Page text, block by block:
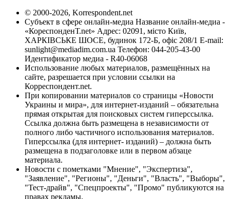
© 2000-2026, Korrespondent.net
Субъект в сфере онлайн-медиа Название онлайн-медиа -
«КореспонденТ.net» Адрес: 02091, місто Київ,
ХАРКІВСЬКЕ ШОСЕ, будинок 172-Б, офіс 208/1 E-mail:
sunlight@mediadim.com.ua Телефон: 044-205-43-00
Идентификатор медиа - R40-06068
Использование любых материалов, размещённых на
сайте, разрешается при условии ссылки на
Корреспондент.net.
При копировании материалов со страницы «Новости
Украины и мира», для интернет-изданий – обязательна
прямая открытая для поисковых систем гиперссылка.
Ссылка должна быть размещена в независимости от
полного либо частичного использования материалов.
Гиперссылка (для интернет- изданий) – должна быть
размещена в подзаголовке или в первом абзаце
материала.
Новости с пометками "Мнение", "Экспертиза",
"Заявление", "Регионы", "Деньги", "Власть", "Выборы",
"Тест-драйв", "Спецпроекты", "Промо" публикуются на
правах рекламы.